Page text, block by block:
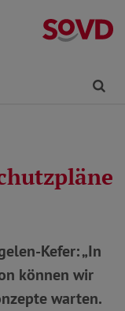
Kefer: „In
können wir
warten.